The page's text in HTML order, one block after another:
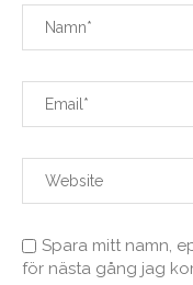
Spara mitt namn,
för nästa gång jag